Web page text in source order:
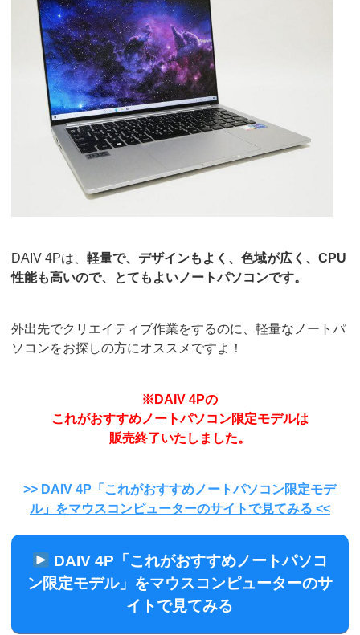
DAIV 4Pは、軽量で、デザインもよく、色域が広く、CPU
性能も高いので、とてもよいノートパソコンです。
外出先でクリエイティブ作業をするのに、軽量なノートパ
ソコンをお探しの方にオススメですよ！
※DAIV 4Pの
これがおすすめノートパソコン限定モデルは
販売終了いたしました。
>> DAIV 4P「これがおすすめノートパソコン限定モデ
ル」をマウスコンピューターのサイトで見てみる <<
DAIV 4P「これがおすすめノートパソコ
ン限定モデル」をマウスコンピューターのサ
イトで見てみる